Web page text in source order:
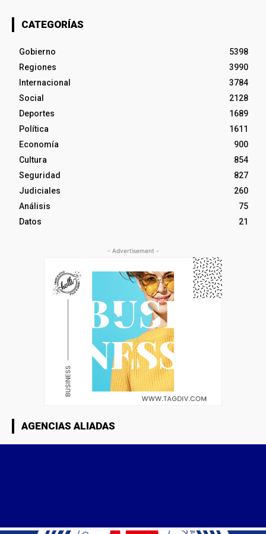
CATEGORÍAS
Gobierno
5398
Regiones
3990
Internacional
3784
Social
2128
Deportes
1689
Política
1611
Economía
900
Cultura
854
Seguridad
827
Judiciales
260
Análisis
75
Datos
21
- Advertisement -
AGENCIAS ALIADAS